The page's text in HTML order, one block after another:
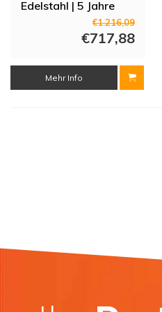
Edelstahl | 5 Jahre
€1.216,09
€717,88
Mehr Info